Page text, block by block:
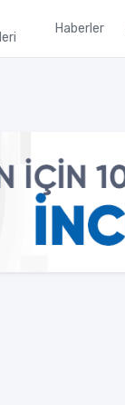
Haberler